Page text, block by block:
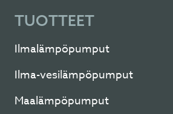
TUOTTEET
Ilmalämpöpumput
Ilma-vesilämpöpumput
Maalämpöpumput